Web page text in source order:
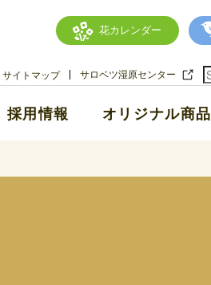
花カレンダー
サイトマップ サロベツ湿原センター
採用情報 オリジナル商品